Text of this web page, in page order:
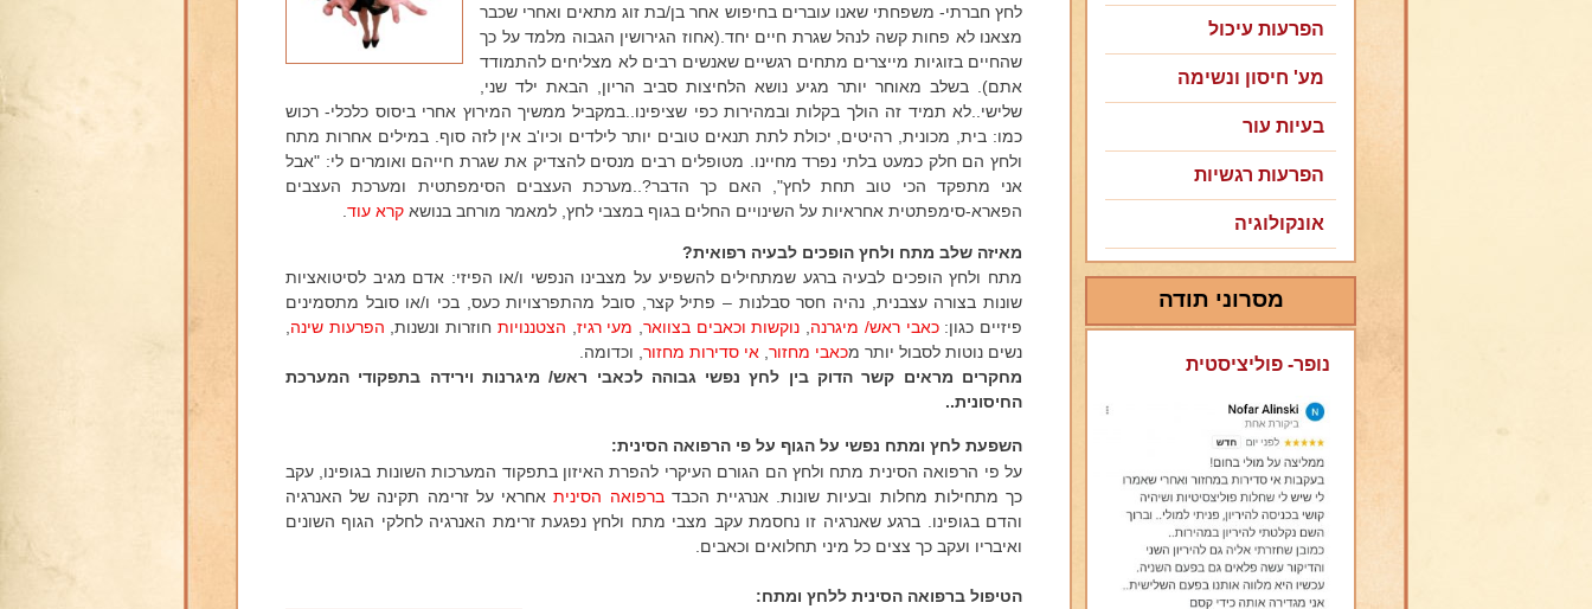
לחץ חברתי- משפחתי שאנו עוברים בחיפוש אחר בן/בת זוג מתאים ואחרי שכבר
מצאנו לא פחות קשה לנהל שגרת חיים יחד.(אחוז הגירושין הגבוה מלמד על כך
שהחיים בזוגיות מייצרים מתחים רגשיים שאנשים רבים לא מצליחים להתמודד
אתם). בשלב מאוחר יותר מגיע נושא הלחיצות סביב הריון, הבאת ילד שני,
שלישי..לא תמיד זה הולך בקלות ובמהירות כפי שציפינו..במקביל ממשיך המירוץ אחרי ביסוס כלכלי- רכוש
כמו: בית, מכונית, רהיטים, יכולת לתת תנאים טובים יותר לילדים וכיו'ב אין לזה סוף. במילים אחרות מתח
ולחץ הם חלק כמעט בלתי נפרד מחיינו. מטופלים רבים מנסים להצדיק את שגרת חייהם ואומרים לי: "אבל
אני מתפקד הכי טוב תחת לחץ", האם כך הדבר?..מערכת העצבים הסימפתטית ומערכת העצבים
הפארא-סימפתטית אחראיות על השינויים החלים בגוף במצבי לחץ, למאמר מורחב בנושא קרא עוד
מאיזה שלב מתח ולחץ הופכים לבעיה רפואית?
מתח ולחץ הופכים לבעיה ברגע שמתחילים להשפיע על מצבינו הנפשי ו/או הפיזי: אדם מגיב לסיטואציות
שונות בצורה עצבנית, נהיה חסר סבלנות – פתיל קצר, סובל מהתפרצויות כעס, בכי ו/או סובל מתסמינים
פיזיים כגון:כאבי ראש/ מיגרנה נוקשות וכאבים בצוואר, מעי רגיז הצטננויות חוזרות ונשנות, הפרעות שינה
נשים נוטות לסבול יותר מכאבי מחזור אי סדירות מחזור , וכדומה.
מחקרים מראים קשר הדוק בין לחץ נפשי גבוהה לכאבי ראש/ מיגרנות וירידה בתפקודי המערכת
החיסונית..
השפעת לחץ ומתח נפשי על הגוף על פי הרפואה הסינית:
על פי הרפואה הסינית מתח ולחץ הם הגורם העיקרי להפרת האיזון בתפקוד המערכות השונות בגופינו, עקב
כך מתחילות מחלות ובעיות שונות. אנרגיית הכבדברפואה הסיניתאחראי על זרימה תקינה של האנרגיה
והדם בגופינו. ברגע שאנרגיה זו נחסמת עקב מצבי מתח ולחץ נפגעת זרימת האנרגיה לחלקי הגוף השונים
ואיבריו ועקב כך צצים כל מיני תחלואים וכאבים.
הטיפול ברפואה הסינית ללחץ ומתח:
הפרעות עיכול
מע' חיסון ונשימה
בעיות עור
הפרעות רגשיות
אונקולוגיה
מסרוני תודה
נופר- פוליציסטית